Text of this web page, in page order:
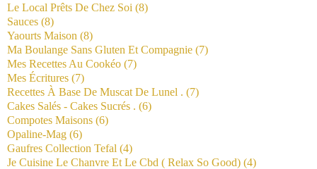
Le Local Prêts De Chez Soi (8)
Sauces (8)
Yaourts Maison (8)
Ma Boulange Sans Gluten Et Compagnie (7)
Mes Recettes Au Cookéo (7)
Mes Écritures (7)
Recettes À Base De Muscat De Lunel . (7)
Cakes Salés - Cakes Sucrés . (6)
Compotes Maisons (6)
Opaline-Mag (6)
Gaufres Collection Tefal (4)
Je Cuisine Le Chanvre Et Le Cbd ( Relax So Good) (4)